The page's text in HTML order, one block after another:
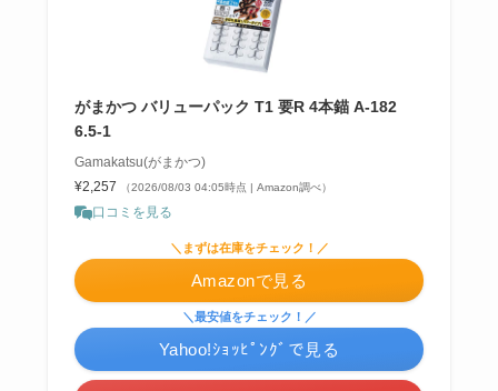
がまかつ バリューパック T1 要R 4本錨 A-182
6.5-1
Gamakatsu(がまかつ)
¥2,257
（2026/08/03 04:05時点 | Amazon調べ）
口コミを見る
＼まずは在庫をチェック！／
Amazonで見る
＼最安値をチェック！／
Yahoo!ｼｮｯﾋﾟﾝｸﾞで見る